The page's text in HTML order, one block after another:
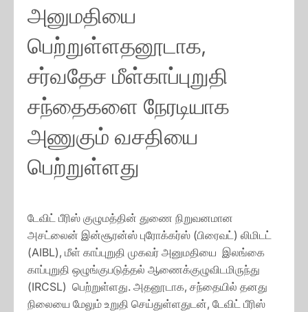
அனுமதியை
பெற்றுள்ளதனூடாக,
சர்வதேச மீள்காப்புறுதி
சந்தைகளை நேரடியாக
அணுகும் வசதியை
பெற்றுள்ளது
டேவிட் பீரிஸ் குழுமத்தின் துணை நிறுவனமான
அசட்லைன் இன்சூரன்ஸ் புரோக்கர்ஸ் (பிரைவட்) லிமிடட்
(AIBL), மீள் காப்புறுதி முகவர் அனுமதியை இலங்கை
காப்புறுதி ஒழுங்குபடுத்தல் ஆணைக்குழுவிடமிருந்து
(IRCSL) பெற்றுள்ளது. அதனூடாக, சந்தையில் தனது
நிலையை மேலும் உறுதி செய்துள்ளதுடன், டேவிட் பீரிஸ்